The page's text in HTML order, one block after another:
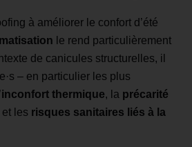
à améliorer le confort d’été
le rend particulièrement
de canicules structurelles, il
– en particulier les plus
inconfort thermique, la précarité
et les risques sanitaires liés à la